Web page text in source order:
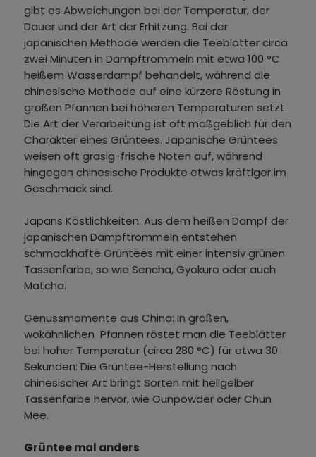
gibt es Abweichungen bei der Temperatur, der
Dauer und der Art der Erhitzung. Bei der
japanischen Methode werden die Teeblätter circa
zwei Minuten in Dampftrommeln mit etwa 100 °C
heißem Wasserdampf behandelt, während die
chinesische Methode auf eine kürzere Röstung in
großen Pfannen bei höheren Temperaturen setzt.
Die Art der Verarbeitung ist oft maßgeblich für den
Charakter eines Grüntees. Japanische Grüntees
weisen oft grasig-frische Noten auf, während
hingegen chinesische Produkte etwas kräftiger im
Geschmack sind.
Japans Köstlichkeiten: Aus dem heißen Dampf der
japanischen Dampftrommeln entstehen
schmackhafte Grüntees mit einer intensiv grünen
Tassenfarbe, so wie Sencha, Gyokuro oder auch
Matcha.
Genussmomente aus China: In großen,
wokähnlichen Pfannen röstet man die Teeblätter
bei hoher Temperatur (circa 280 °C) für etwa 30
Sekunden: Die Grüntee-Herstellung nach
chinesischer Art bringt Sorten mit hellgelber
Tassenfarbe hervor, wie Gunpowder oder Chun
Mee.
Grüntee mal anders